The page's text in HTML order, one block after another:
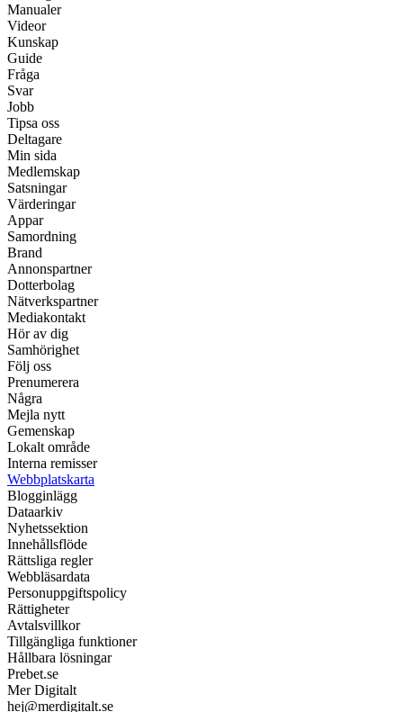
Manualer
Videor
Kunskap
Guide
Fråga
Svar
Jobb
Tipsa oss
Deltagare
Min sida
Medlemskap
Satsningar
Värderingar
Appar
Samordning
Brand
Annonspartner
Dotterbolag
Nätverkspartner
Mediakontakt
Hör av dig
Samhörighet
Följ oss
Prenumerera
Några
Mejla nytt
Gemenskap
Lokalt område
Interna remisser
Webbplatskarta
Blogginlägg
Dataarkiv
Nyhetssektion
Innehållsflöde
Rättsliga regler
Webbläsardata
Personuppgiftspolicy
Rättigheter
Avtalsvillkor
Tillgängliga funktioner
Hållbara lösningar
Prebet.se
Mer Digitalt
hej@merdigitalt.se